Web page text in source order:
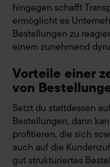
hingegen schafft
ermöglicht es
Bestellungen zu
einem zunehmend
Vorteile einer
von
Setzt du stattdessen
Bestellungen, dann
profitieren, die sich
auch auf die
gut strukturiertes